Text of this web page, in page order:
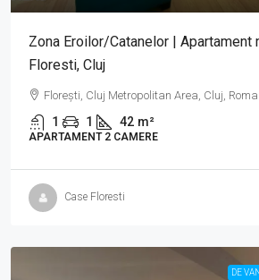
Zona Eroilor/Catanelor | Apartament
Floresti, Cluj
Florești, Cluj Metropolitan Area, Cluj,
1 1 42 m²
APARTAMENT 2 CAMERE
Case Floresti
DE